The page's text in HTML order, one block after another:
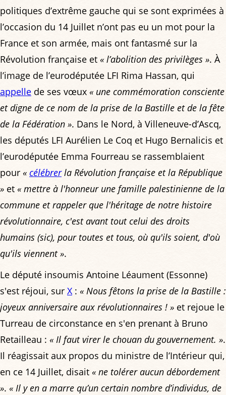
politiques d’extrême gauche qui se sont exprimées à
l’occasion du 14 Juillet n’ont pas eu un mot pour la
France et son armée, mais ont fantasmé sur la
Révolution française et « l’abolition des privilèges ». À
l’image de l’eurodéputée LFI Rima Hassan, qui
appelle de ses vœux « une commémoration consciente
et digne de ce nom de la prise de la Bastille et de la fête
de la Fédération ». Dans le Nord, à Villeneuve-d’Ascq,
les députés LFI Aurélien Le Coq et Hugo Bernalicis et
l’eurodéputée Emma Fourreau se rassemblaient
pour « célébrerla Révolution française et la République
» et « mettre à l'honneur une famille palestinienne de la
commune et rappeler que l'héritage de notre histoire
révolutionnaire, c'est avant tout celui des droits
humains (sic), pour toutes et tous, où qu'ils soient, d'où
qu'ils viennent ».
Le député insoumis Antoine Léaument (Essonne)
s'est réjoui, sur X : « Nous fêtons la prise de la Bastille :
joyeux anniversaire aux révolutionnaires ! » et rejoue le
Turreau de circonstance en s'en prenant à Bruno
Retailleau : « Il faut virer le chouan du gouvernement. ».
Il réagissait aux propos du ministre de l’Intérieur qui,
en ce 14 Juillet, disait « ne tolérer aucun débordement
». « Il y en a marre qu’un certain nombre d’individus, de